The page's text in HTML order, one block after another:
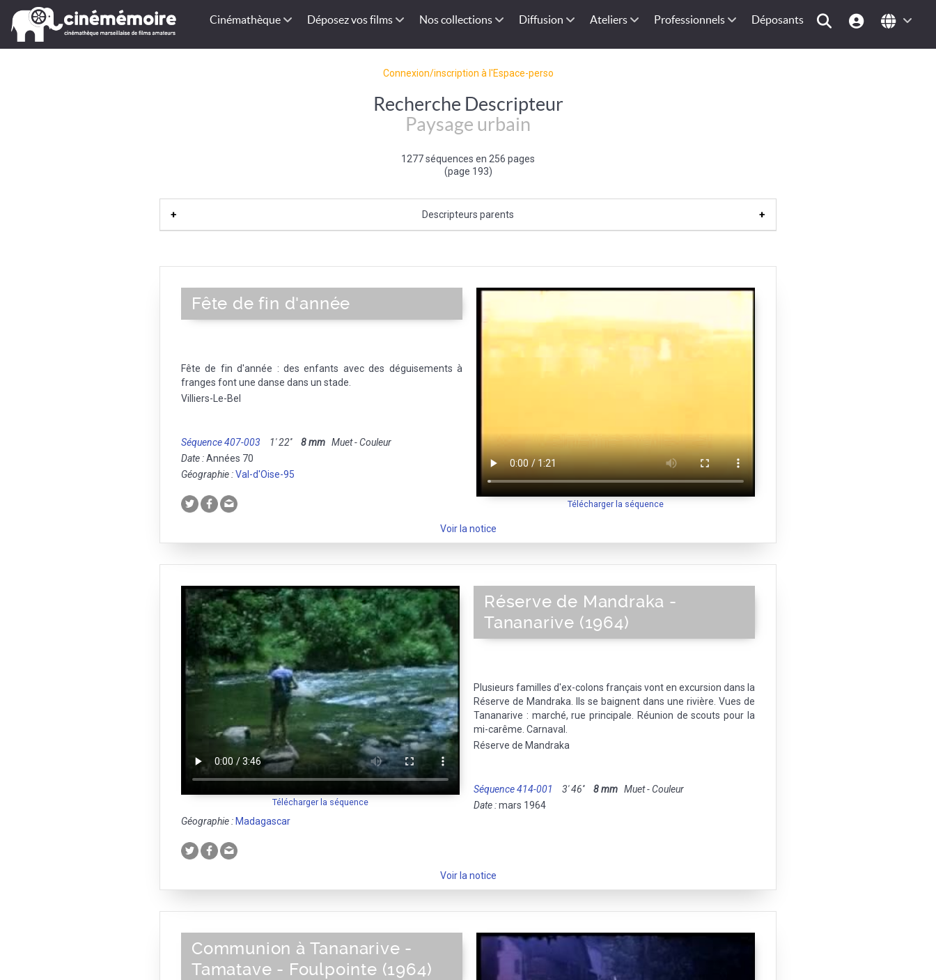
Cinémathèque Déposez vos films Nos collections Diffusion Ateliers Professionnels Déposants
Connexion/inscription à l'Espace-perso
Recherche Descripteur
Paysage urbain
1277 séquences en 256 pages
(page 193)
Descripteurs parents
Télécharger la séquence
Fête de fin d'année
Fête de fin d'année : des enfants avec des déguisements à
franges font une danse dans un stade.
Villiers-Le-Bel
Séquence 407-003 1' 22'' 8 mm Muet - Couleur
Date :Années 70
Géographie :Val-d'Oise-95
Voir la notice
Télécharger la séquence
Réserve de Mandraka -
Tananarive (1964)
Plusieurs familles d'ex-colons français vont en excursion dans la
Réserve de Mandraka. Ils se baignent dans une rivière. Vues de
Tananarive : marché, rue principale. Réunion de scouts pour la
mi-carême. Carnaval.
Réserve de Mandraka
Séquence 414-001 3' 46'' 8 mm Muet - Couleur
Date :mars 1964
Géographie : Madagascar
Voir la notice
Communion à Tananarive -
Tamatave - Foulpointe (1964)